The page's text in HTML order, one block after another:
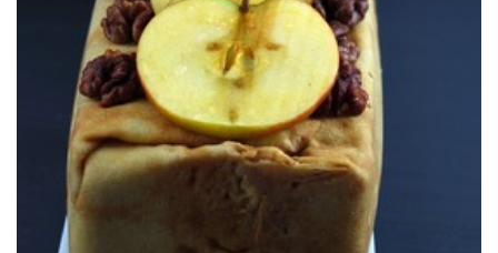
TERRINA DE CREPS Y MANZANA & SU
CHANTILLY DE CARAMELO SALADO
Un pastel de creps relleno de manzanas caramelizadas y de
caramelo salado, acompañado por una exquisita nata montada con
caramelo salado, pecado en estado puro… ¡pero ligero!